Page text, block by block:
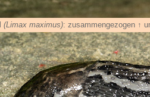
(Limax maximus): zusammengezogen ↑